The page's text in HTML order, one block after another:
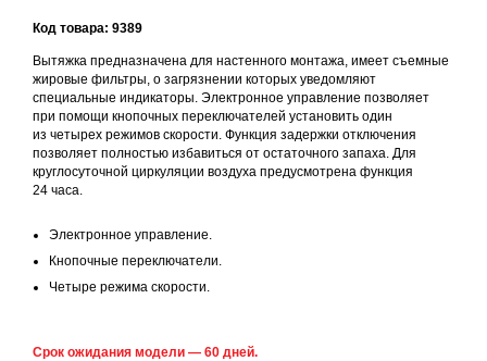
Код товара: 9389
Вытяжка предназначена для настенного монтажа, имеет съемные
жировые фильтры, о загрязнении которых уведомляют
специальные индикаторы. Электронное управление позволяет
при помощи кнопочных переключателей установить один
из четырех режимов скорости. Функция задержки отключения
позволяет полностью избавиться от остаточного запаха. Для
круглосуточной циркуляции воздуха предусмотрена функция
24 часа.
Электронное управление.
Кнопочные переключатели.
Четыре режима скорости.
Срок ожидания модели — 60 дней.